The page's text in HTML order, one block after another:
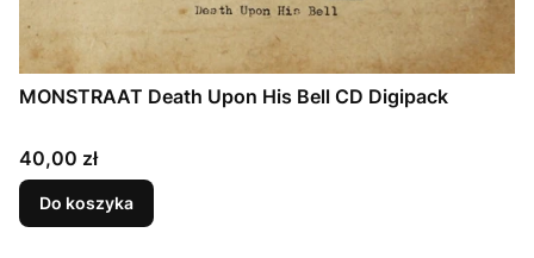
MONSTRAAT Death Upon His Bell CD Digipack
Cena
40,00 zł
Do koszyka